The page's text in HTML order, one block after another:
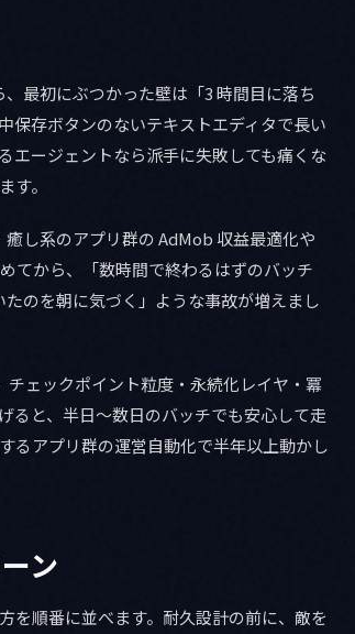
最初にぶつかった壁は「3 時間目に落ち
保存ボタンのないテキストエディタで長い
エージェントなら派手に失敗しても痛くな
す。
し系のアプリ群の AdMob 収益最適化や
てから、「数時間で終わるはずのバッチ
のを朝に気づく」ような事故が増えまし
ェックポイント粒度・永続化レイヤ・冪
ると、半日〜数日のバッチでも安心して走
るアプリ群の運営自動化で半年以上動かし
ン
を順番に並べます。耐久設計の前に、敵を